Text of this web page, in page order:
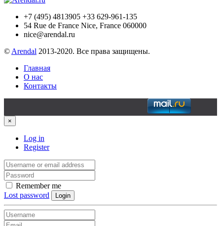
+7 (495) 4813905 +33 629-961-135
54 Rue de France Nice, France 060000
nice@arendal.ru
© Arendal 2013-2020. Все права защищены.
Главная
О нас
Контакты
×
Log in
Register
Remember me
Lost password
Login